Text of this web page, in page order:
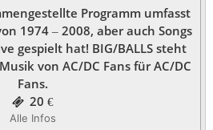
Programm umfasst
1974 – 2008, aber auch Songs
gespielt hat! BIG/BALLS steht
von AC/DC Fans für AC/DC
Fans.
20 €
Alle Infos